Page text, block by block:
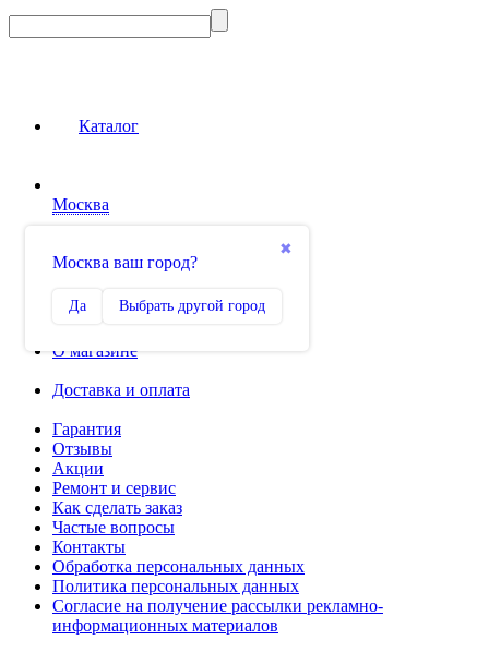
Каталог
Москва
✖
Москва ваш город?
Да Выбрать другой город
0
Избранное
О магазине
Доставка и оплата
Гарантия
Отзывы
Акции
Ремонт и сервис
Как сделать заказ
Частые вопросы
Контакты
Обработка персональных данных
Политика персональных данных
Согласие на получение рассылки рекламно-
информационных материалов